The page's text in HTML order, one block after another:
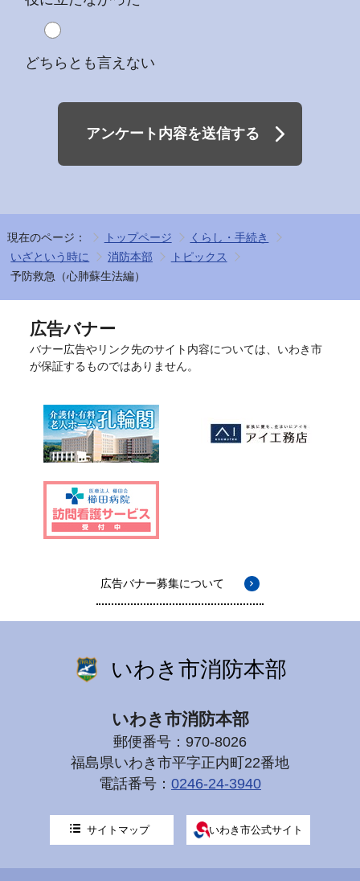
どちらとも言えない
アンケート内容を送信する
現在のページ： トップページ
くらし・手続き
いざという時に
消防本部
トピックス
予防救急（心肺蘇生法編）
広告バナー
バナー広告やリンク先のサイト内容については、いわき市
が保証するものではありません。
広告バナー募集について
いわき市消防本部
いわき市消防本部
郵便番号：970-8026
福島県いわき市平字正内町22番地
電話番号： 0246-24-3940
サイトマップ いわき市公式サイト